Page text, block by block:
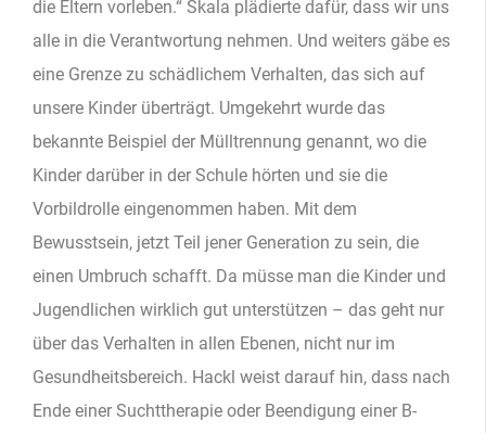
die Eltern vorleben.“ Skala plädierte dafür, dass wir uns
alle in die Verantwortung nehmen. Und weiters gäbe es
eine Grenze zu schädlichem Verhalten, das sich auf
unsere Kinder überträgt. Umgekehrt wurde das
bekannte Beispiel der Mülltrennung genannt, wo die
Kinder darüber in der Schule hörten und sie die
Vorbildrolle eingenommen haben. Mit dem
Bewusstsein, jetzt Teil jener Generation zu sein, die
einen Umbruch schafft. Da müsse man die Kinder und
Jugendlichen wirklich gut unterstützen – das geht nur
über das Verhalten in allen Ebenen, nicht nur im
Gesundheitsbereich. Hackl weist darauf hin, dass nach
Ende einer Suchttherapie oder Beendigung einer B-